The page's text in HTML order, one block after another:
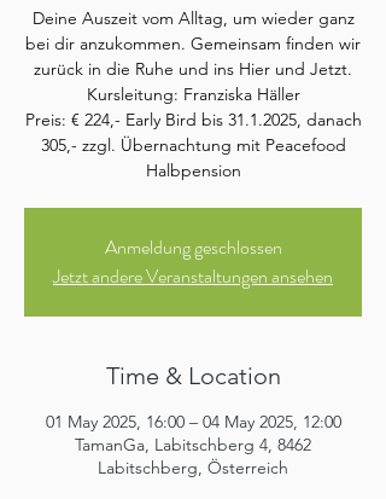
Deine Auszeit vom Alltag, um wieder ganz
bei dir anzukommen. Gemeinsam finden wir
zurück in die Ruhe und ins Hier und Jetzt.
Kursleitung: Franziska Häller
Preis: € 224,- Early Bird bis 31.1.2025, danach
305,- zzgl. Übernachtung mit Peacefood
Halbpension
Anmeldung geschlossen
Jetzt andere Veranstaltungen ansehen
Time & Location
01 May 2025, 16:00 – 04 May 2025, 12:00
TamanGa, Labitschberg 4, 8462
Labitschberg, Österreich